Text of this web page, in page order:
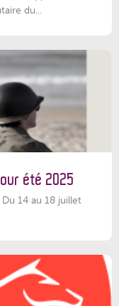
du...
été 2025
14 au 18 juillet